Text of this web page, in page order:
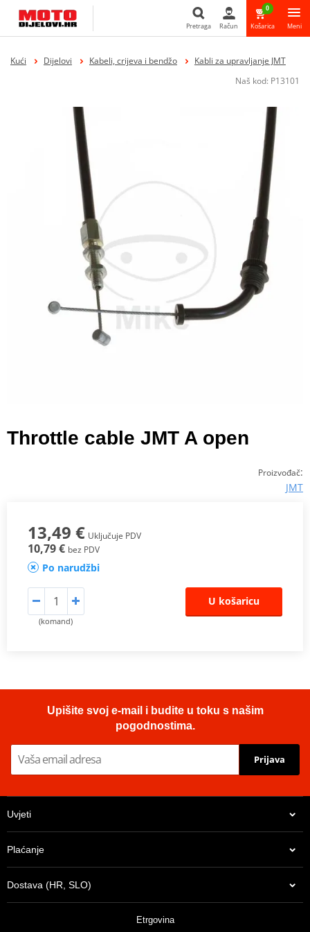
Pretraga
Pretraga Račun
0
Košarica Meni
Kući Dijelovi Kabeli, crijeva i bendžo
Kabli za upravljanje JMT
Naš kod: P13101
Throttle cable JMT A open
Proizvođač:
JMT
13,49 € Uključuje PDV
10,79 € bez PDV
Po narudžbi
(komand)
U košaricu
Upišite svoj e-mail i budite u toku s našim
pogodnostima.
Prijava
Uvjeti
Plaćanje
Dostava (HR, SLO)
Etrgovina